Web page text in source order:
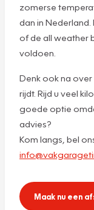
zomerse
dan in
of de all weather
voldoen.
Denk ook na
rijdt. Rijd u veel
goede optie
advies?
Kom langs, bel
Maak nu een